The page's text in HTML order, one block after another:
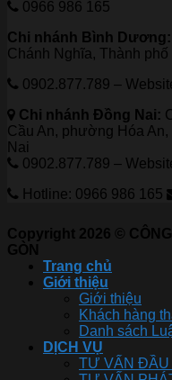
0966 986 165
Chi nhánh Bình Dương:
Chánh Nghĩa, Thành
0902.877.789 –
Chi nhánh Đồng Nai:
Cầu An, phường Hóa
Nai
0902.877.789 –
Hotline: 0966 986 165
Copyright 2026 ©
GÒN
Trang chủ
Giới thiệu
Giới thiệu
Khách hàng
Danh sách
DỊCH VỤ
TƯ VẤN ĐẦU